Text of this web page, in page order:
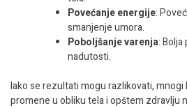
Povećanje energije:
smanjenje umora.
Poboljšanje varenja:
nadutosti.
Iako se rezultati mogu razlikovati,
promene u obliku tela i opštem zdravlju